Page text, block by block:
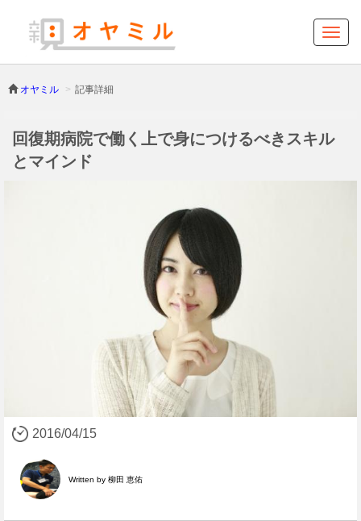
オヤミル 記事詳細
回復期病院で働く上で身につけるべきスキル
とマインド
2016/04/15
Written by 柳田 恵佑